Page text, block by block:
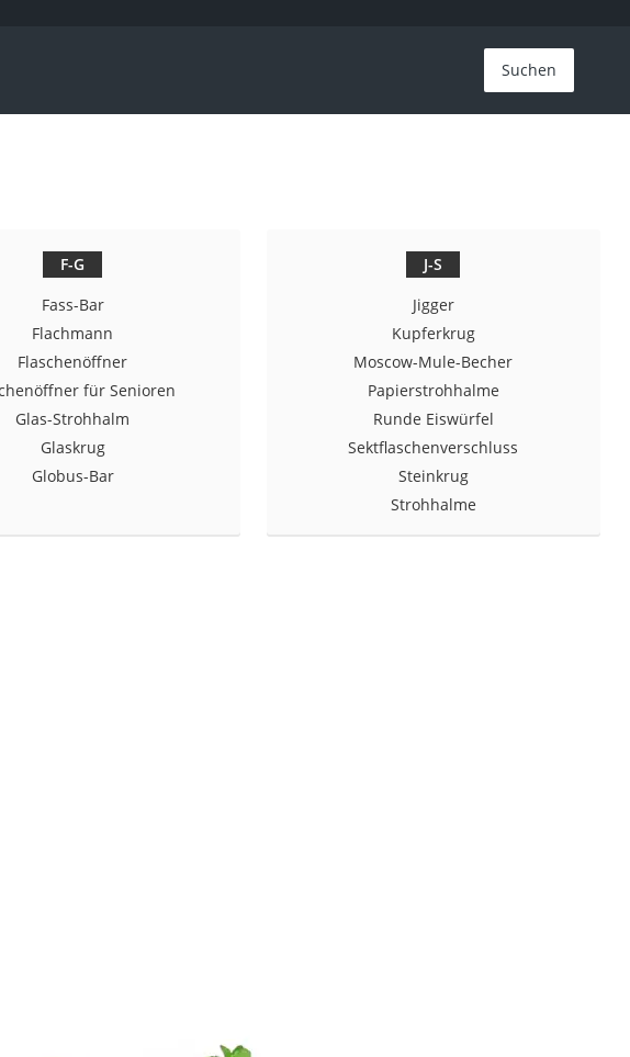
Suchen
F-G
Fass-Bar
Flachmann
Flaschenöffner
für Senioren
Glas-Strohhalm
Glaskrug
Globus-Bar
J-S
Jigger
Kupferkrug
Moscow-Mule-Becher
Papierstrohhalme
Runde Eiswürfel
Sektflaschenverschluss
Steinkrug
Strohhalme